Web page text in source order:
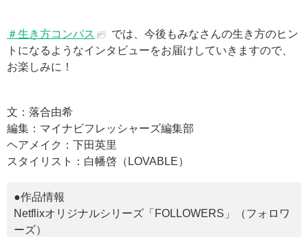
＃生き方コンパス
では、今後もみなさんの生き方のヒン
トになるようなインタビューをお届けしていきますので、
お楽しみに！
文：落合由希
編集：マイナビフレッシャーズ編集部
ヘアメイク：下田英里
スタイリスト：白幡啓（LOVABLE）
●作品情報
Netflixオリジナルシリーズ「FOLLOWERS」（フォロワ
ーズ）